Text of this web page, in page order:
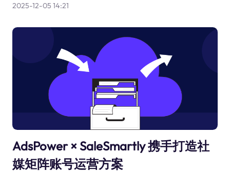
2025-12-05 14:21
AdsPower × SaleSmartly 携手打造社
媒矩阵账号运营方案